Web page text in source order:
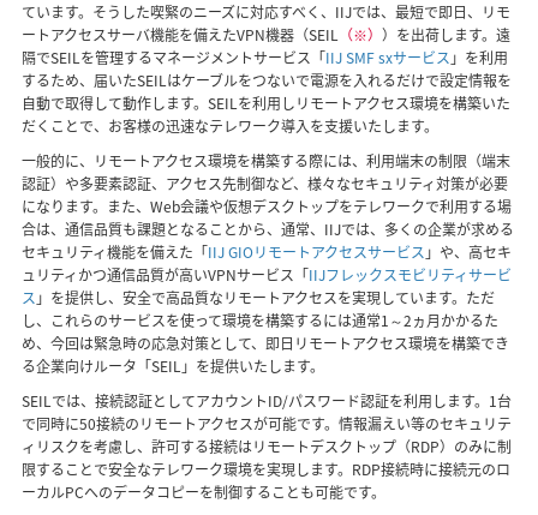
ています。そうした喫緊のニーズに対応すべく、IIJでは、最短で即日、リモ
ートアクセスサーバ機能を備えたVPN機器（SEIL （※） ）を出荷します。遠
隔でSEILを管理するマネージメントサービス「IIJ SMF sxサービス 」を利用
するため、届いたSEILはケーブルをつないで電源を入れるだけで設定情報を
自動で取得して動作します。SEILを利用しリモートアクセス環境を構築いた
だくことで、お客様の迅速なテレワーク導入を支援いたします。
一般的に、リモートアクセス環境を構築する際には、利用端末の制限（端末
認証）や多要素認証、アクセス先制御など、様々なセキュリティ対策が必要
になります。また、Web会議や仮想デスクトップをテレワークで利用する場
合は、通信品質も課題となることから、通常、IIJでは、多くの企業が求める
セキュリティ機能を備えた「IIJ GIOリモートアクセスサービス 」や、高セキ
ュリティかつ通信品質が高いVPNサービス「IIJフレックスモビリティサービ
ス 」を提供し、安全で高品質なリモートアクセスを実現しています。ただ
し、これらのサービスを使って環境を構築するには通常1～2ヵ月かかるた
め、今回は緊急時の応急対策として、即日リモートアクセス環境を構築でき
る企業向けルータ「SEIL」を提供いたします。
SEILでは、接続認証としてアカウントID/パスワード認証を利用します。1台
で同時に50接続のリモートアクセスが可能です。情報漏えい等のセキュリテ
ィリスクを考慮し、許可する接続はリモートデスクトップ（RDP）のみに制
限することで安全なテレワーク環境を実現します。RDP接続時に接続元のロ
ーカルPCへのデータコピーを制御することも可能です。